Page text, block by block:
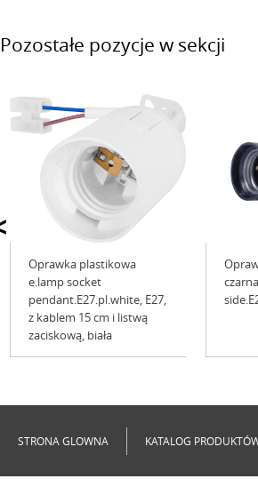
Pozostałe pozycje w sekcji
Oprawka plastikowa
e.lamp socket
pendant.E27.pl.white, Е27,
z kablem 15 cm i listwą
zaciskową, biała
STRONA GLOWNA KATALOG